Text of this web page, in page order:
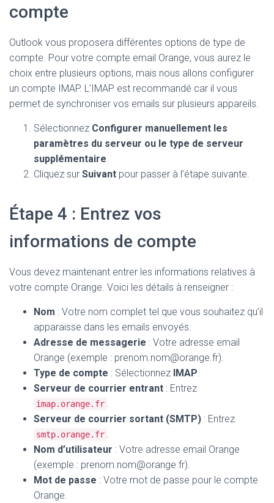
compte
Outlook vous proposera différentes options de type de
compte. Pour votre compte email Orange, vous aurez le
choix entre plusieurs options, mais nous allons configurer
un compte IMAP. L’IMAP est recommandé car il vous
permet de synchroniser vos emails sur plusieurs appareils.
Sélectionnez Configurer manuellement les
paramètres du serveur ou le type de serveur
supplémentaire.
Cliquez sur Suivant pour passer à l’étape suivante.
Étape 4 : Entrez vos
informations de compte
Vous devez maintenant entrer les informations relatives à
votre compte Orange. Voici les détails à renseigner :
Nom : Votre nom complet tel que vous souhaitez qu’il
apparaisse dans les emails envoyés.
Adresse de messagerie : Votre adresse email
Orange (exemple : prenom.nom@orange.fr).
Type de compte : Sélectionnez IMAP.
Serveur de courrier entrant : Entrez
imap.orange.fr .
Serveur de courrier sortant (SMTP) : Entrez
smtp.orange.fr .
Nom d’utilisateur : Votre adresse email Orange
(exemple : prenom.nom@orange.fr).
Mot de passe : Votre mot de passe pour le compte
Orange.